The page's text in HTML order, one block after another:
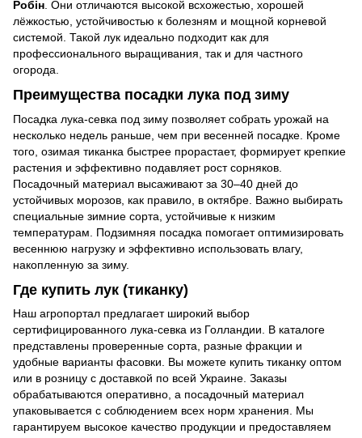
Робін . Они отличаются высокой всхожестью, хорошей
лёжкостью, устойчивостью к болезням и мощной корневой
системой. Такой лук идеально подходит как для
профессионального выращивания, так и для частного
огорода.
Преимущества посадки лука под зиму
Посадка лука-севка под зиму позволяет собрать урожай на
несколько недель раньше, чем при весенней посадке. Кроме
того, озимая тиканка быстрее прорастает, формирует крепкие
растения и эффективно подавляет рост сорняков.
Посадочный материал высаживают за 30–40 дней до
устойчивых морозов, как правило, в октябре. Важно выбирать
специальные зимние сорта, устойчивые к низким
температурам. Подзимняя посадка помогает оптимизировать
весеннюю нагрузку и эффективно использовать влагу,
накопленную за зиму.
Где купить лук (тиканку)
Наш агропортал предлагает широкий выбор
сертифицированного лука-севка из Голландии. В каталоге
представлены проверенные сорта, разные фракции и
удобные варианты фасовки. Вы можете купить тиканку оптом
или в розницу с доставкой по всей Украине. Заказы
обрабатываются оперативно, а посадочный материал
упаковывается с соблюдением всех норм хранения. Мы
гарантируем высокое качество продукции и предоставляем